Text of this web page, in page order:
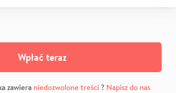
Wpłać teraz
zawiera niedozwolone treści? Napisz do nas